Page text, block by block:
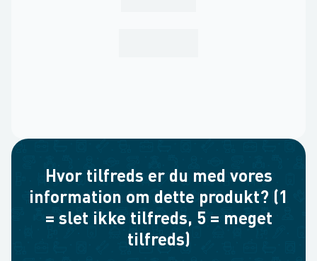
Hvor tilfreds er du med vores
information om dette produkt? (1
= slet ikke tilfreds, 5 = meget
tilfreds)